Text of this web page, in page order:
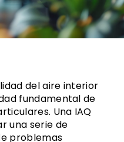
del aire interior
fundamental de
Una IAQ
una serie de
problemas